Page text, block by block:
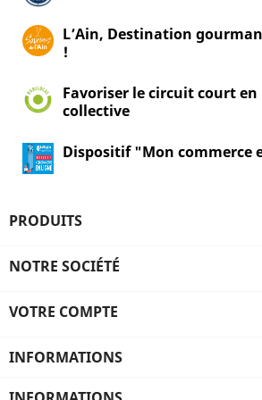
L’Ain, Destination
!
Favoriser le circuit court
collective
Dispositif "Mon commerce
PRODUITS
NOTRE SOCIÉTÉ
VOTRE COMPTE
INFORMATIONS